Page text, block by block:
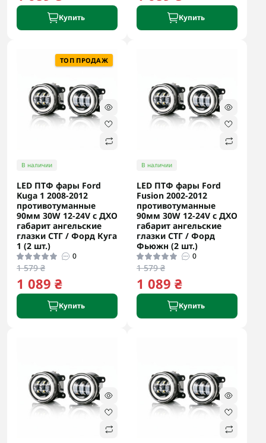
Купить Купить
ТОП ПРОДАЖ
В наличии
LED ПТФ фары Ford
Kuga 1 2008-2012
противотуманные
90мм 30W 12-24V с ДХО
габарит ангельские
глазки СТГ / Форд Куга
1 (2 шт.)
0
1 579 ₴
1 089 ₴
Купить
В наличии
LED ПТФ фары Ford
Fusion 2002-2012
противотуманные
90мм 30W 12-24V с ДХО
габарит ангельские
глазки СТГ / Форд
Фьюжн (2 шт.)
0
1 579 ₴
1 089 ₴
Купить